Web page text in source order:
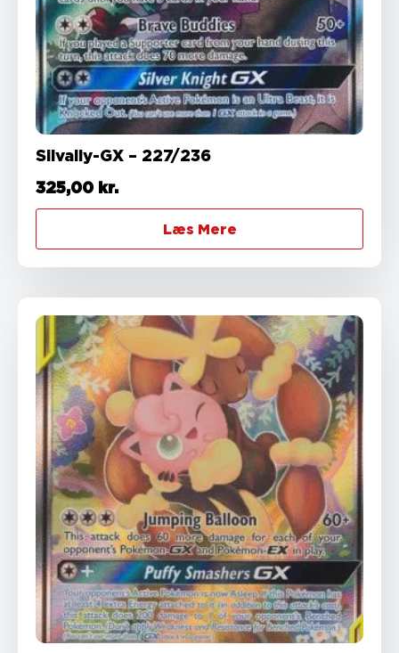
Silvally-GX – 227/236
325,00 kr.
Læs Mere